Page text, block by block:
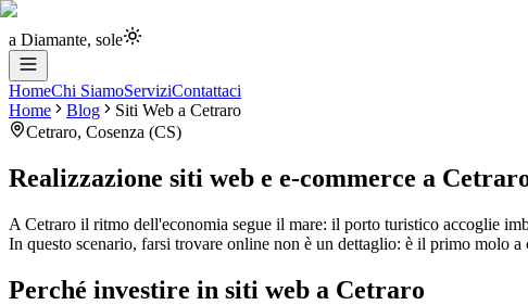
a Diamante, sole
HomeChi SiamoServiziContattaci
Home
Blog Siti Web a Cetraro
Cetraro, Cosenza (CS)
Realizzazione siti web e e-commerce a
A Cetraro il ritmo dell'economia segue il mare: il porto turistico accoglie
In questo scenario, farsi trovare online non è un dettaglio: è il primo molo
Perché investire in siti web a Cetraro